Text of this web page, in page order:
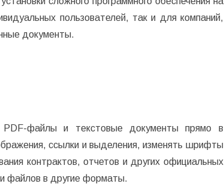
пользователей, так и для компаний,
документы.
PDF-файлы и текстовые документы прямо в
ссылки и выделения, изменять шрифты
контрактов, отчетов и других официальных
файлов в другие форматы.